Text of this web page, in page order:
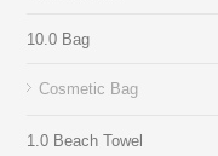
10.0 Bag
Cosmetic Bag
1.0 Beach Towel